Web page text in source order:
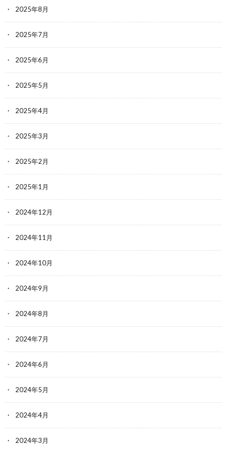
2025年8月
2025年7月
2025年6月
2025年5月
2025年4月
2025年3月
2025年2月
2025年1月
2024年12月
2024年11月
2024年10月
2024年9月
2024年8月
2024年7月
2024年6月
2024年5月
2024年4月
2024年3月